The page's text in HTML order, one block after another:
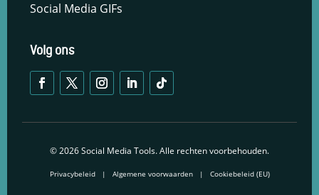
Social Media GIFs
Volg ons
© 2026 Social Media Tools. Alle rechten voorbehouden.
Privacybeleid| Algemene voorwaarden| Cookiebeleid (EU)